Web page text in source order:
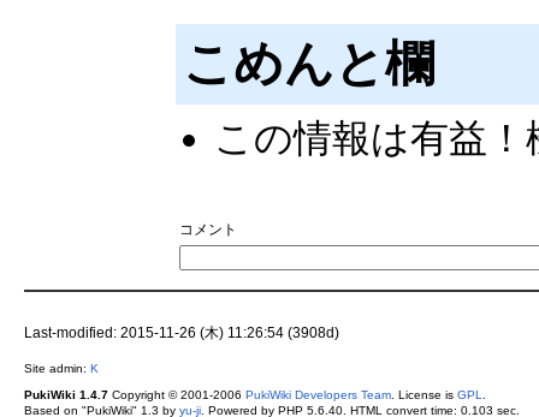
こめんと欄
この情報は有益
コメント
Last-modified: 2015-11-26 (木) 11:26:54 (3908d)
Site admin: K
PukiWiki 1.4.7Copyright © 2001-2006 PukiWiki Developers Team. License is GPL
Based on "PukiWiki" 1.3 by yu-ji. Powered by PHP 5.6.40. HTML convert time: 0.103 sec.